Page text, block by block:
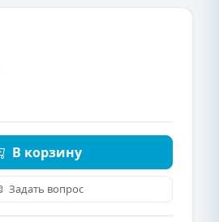
В корзину
Задать вопрос